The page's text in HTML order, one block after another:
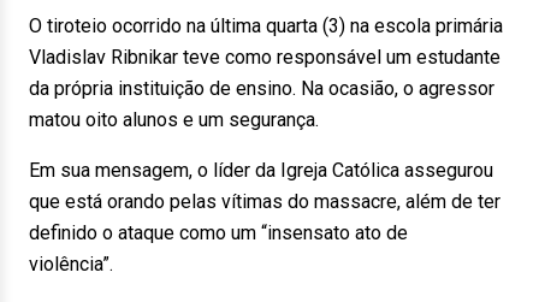
O tiroteio ocorrido na última quarta (3) na escola primária
Vladislav Ribnikar teve como responsável um estudante
da própria instituição de ensino. Na ocasião, o agressor
matou oito alunos e um segurança.
Em sua mensagem, o líder da Igreja Católica assegurou
que está orando pelas vítimas do massacre, além de ter
definido o ataque como um “insensato ato de
violência”.